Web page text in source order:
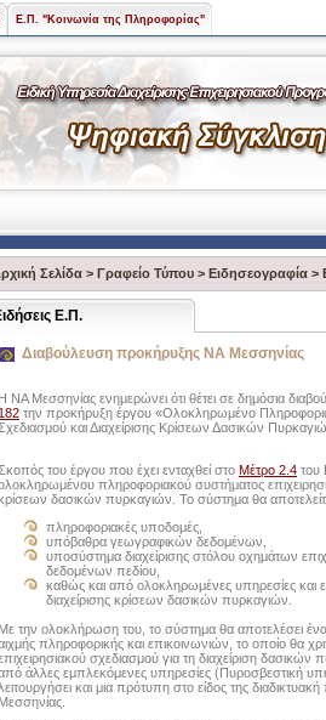
Ε.Π. "Κοινωνία της Πληροφορίας"
Σελίδα > Γραφείο Τύπου > Ειδησεογραφία >
Ε.Π.
Διαβούλευση προκήρυξης ΝΑ Μεσσηνίας
Η ΝΑ Μεσσηνίας ενημερώνει ότι θέτει σε δημόσια
182 την προκήρυξη έργου «Ολοκληρωμένο
και Διαχείρισης Κρίσεων Δασικών
του έργου που έχει ενταχθεί στο Μέτρο 2.4 του
πληροφοριακού συστήματος
δασικών πυρκαγιών. Το σύστημα θα
πληροφοριακές υποδομές,
υπόβαθρα γεωγραφικών δεδομένων,
υποσύστημα διαχείρισης στόλου οχημάτων
δεδομένων πεδίου,
καθώς και από ολοκληρωμένες υπηρεσίες και
διαχείρισης κρίσεων δασικών πυρκαγιών.
Με την ολοκλήρωση του, το σύστημα θα αποτελέσει
πληροφορικής και επικοινωνιών, το οποίο θα
σχεδιασμού για τη διαχείριση
άλλες εμπλεκόμενες υπηρεσίες (Πυροσβεστική
και μια πρότυπη στο είδος της
Μεσσηνίας.